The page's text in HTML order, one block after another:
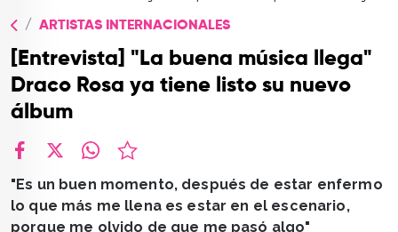
QUIÉNES SOMOS
CONTACTO
ARTISTAS INTERNACIONALES
[Entrevista] "La buena música llega"
Draco Rosa ya tiene listo su nuevo
álbum
"Es un buen momento, después de estar enfermo
lo que más me llena es estar en el escenario,
porque me olvido de que me pasó algo"